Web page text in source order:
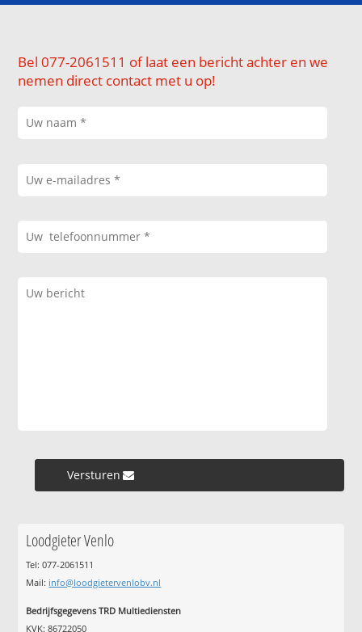
Bel 077-2061511 of laat een bericht achter en we
nemen direct contact met u op!
Versturen »
Loodgieter Venlo
Tel: 077-2061511
Mail: info@loodgietervenlobv.nl
Bedrijfsgegevens TRD Multiediensten
KVK: 86722050